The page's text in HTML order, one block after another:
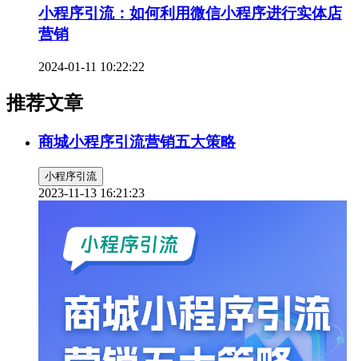
小程序引流：如何利用微信小程序进行实体店
营销
2024-01-11 10:22:22
推荐文章
商城小程序引流营销五大策略
小程序引流
2023-11-13 16:21:23